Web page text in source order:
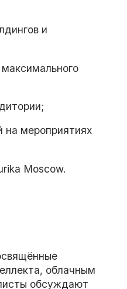
и
на мероприятиях
Moscow.
облачным
обсуждают